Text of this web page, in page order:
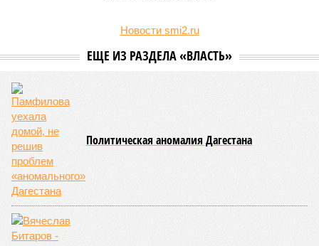
Новости smi2.ru
ЕЩЕ ИЗ РАЗДЕЛА «ВЛАСТЬ»
Политическая аномалия Дагестана